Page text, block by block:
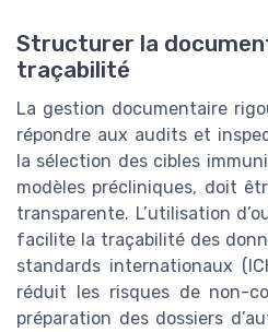
Structurer la
traçabilité
La gestion documentaire
répondre aux audits et
la sélection des cibles
modèles précliniques, doit
transparente. L’utilisation
facilite la traçabilité des
standards internationaux
réduit les risques de non-
préparation des dossiers